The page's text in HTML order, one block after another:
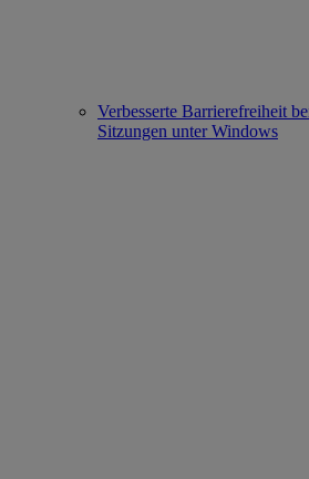
Verbesserte Barrierefreiheit
Sitzungen unter Windows